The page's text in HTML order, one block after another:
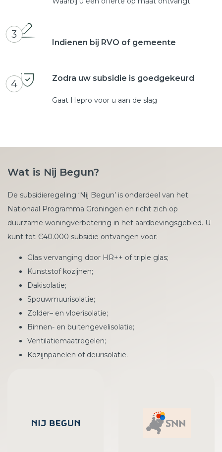
3
Indienen bij RVO of gemeente
4 Zodra uw subsidie is goedgekeurd
Gaat Hepro voor u aan de slag
Wat is Nij Begun?
De subsidieregeling ‘Nij Begun’ is onderdeel van het
Nationaal Programma Groningen en richt zich op
duurzame woningverbetering in het aardbevingsgebied. U
kunt tot €40.000 subsidie ontvangen voor:
Glas vervanging door HR++ of triple glas;
Kunststof kozijnen;
Dakisolatie;
Spouwmuurisolatie;
Zolder– en vloerisolatie;
Binnen- en buitengevelisolatie;
Ventilatiemaatregelen;
Kozijnpanelen of deurisolatie.